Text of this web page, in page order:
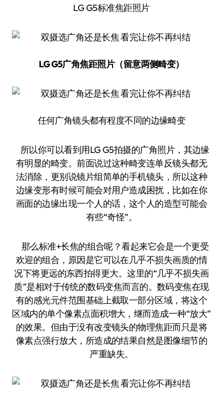
LG G5标准焦距照片
LG G5广角焦距照片（留意两侧畸变）
任何广角镜头都有程度不同的边缘畸变
所以你可以看到用LG G5拍摄的广角照片，其边缘
有明显的畸变。前面说过这种畸变连单反镜头都无
法消除，更别说镜片组简单的手机镜头，所以这种
边缘变形有时候可能会对用户造成困扰，比如在你
画面的边缘出现一个人的话，这个人的造型可能会
有些“奇怪”。
那么标准+长焦的组合呢？看起来它会是一个更受
欢迎的组合，原因是它可以在几乎不损失画质的情
况下将更远的东西拍得更大。这里的“几乎不损失画
质”是相对于传统的数码变焦而言的。数码变焦在现
有的感光元件范围基础上截取一部分区域，将这个
区域内的单个像素点面积增大，继而造成一种“放大”
的效果。但由于没有改变镜头的物理焦距而只是将
像素点强行放大，所造成的结果自然是图像细节的
严重缺失。